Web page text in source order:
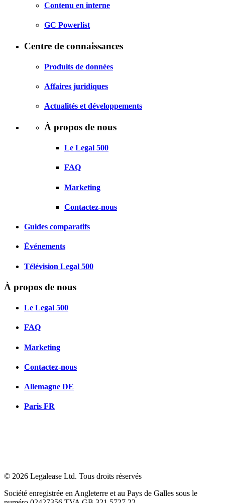
Contenu en interne
GC Powerlist
Centre de connaissances
Produits de données
Affaires juridiques
Actualités et développements
À propos de nous
Le Legal 500
FAQ
Marketing
Contactez-nous
Guides comparatifs
Événements
Télévision Legal 500
À propos de nous
Le Legal 500
FAQ
Marketing
Contactez-nous
Allemagne DE
Paris FR
© 2026 Legalease Ltd. Tous droits réservés
Société enregistrée en Angleterre et au Pays de Galles sous le